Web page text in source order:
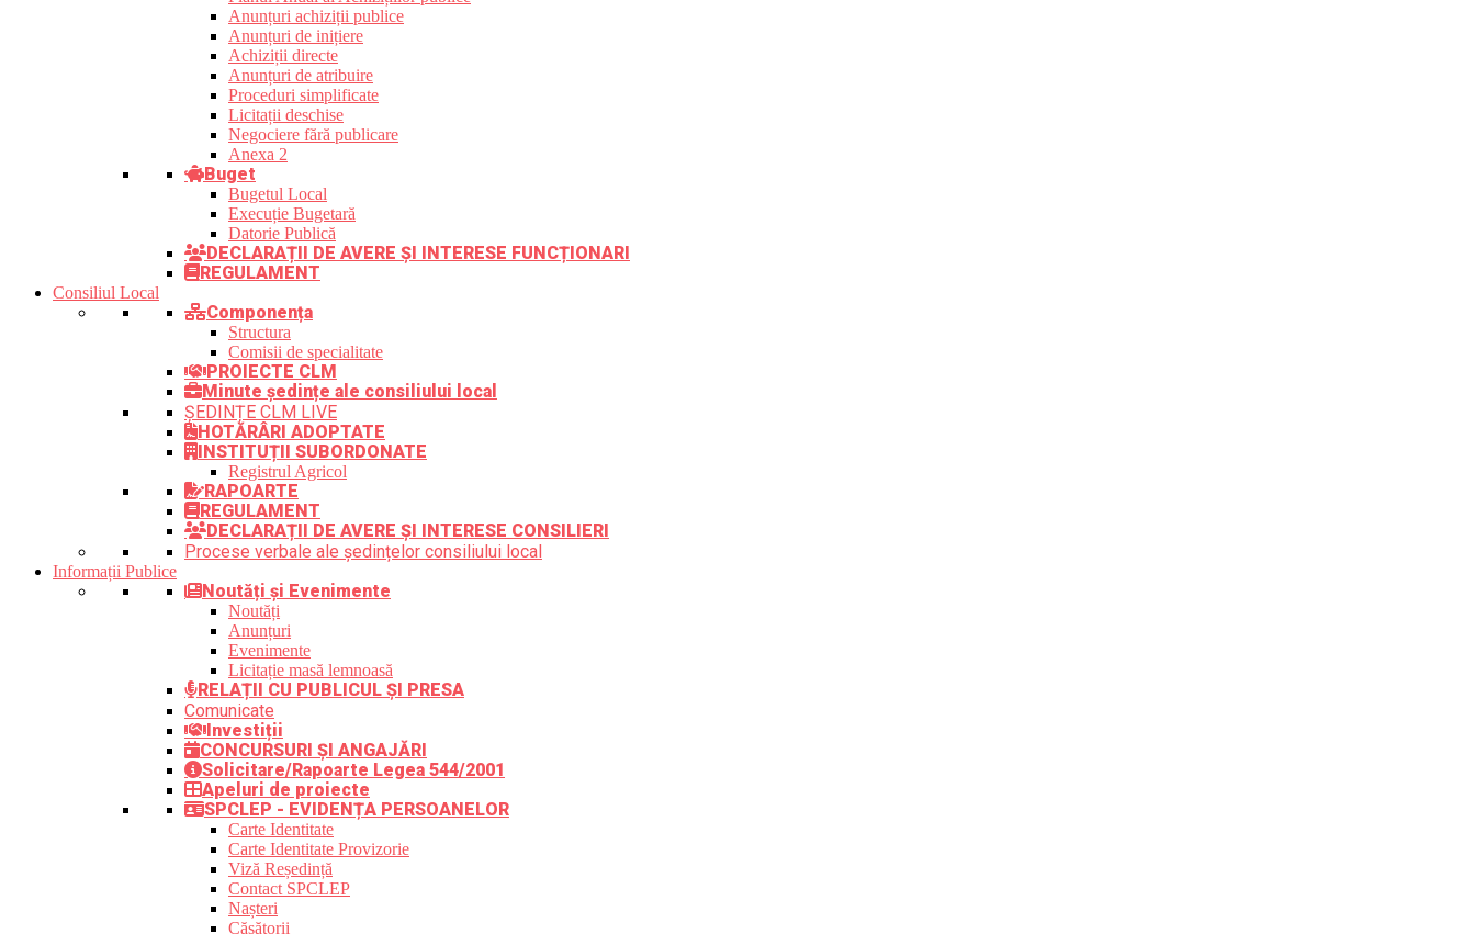
Anunțuri achiziții publice
Anunțuri de inițiere
Achiziții directe
Anunțuri de atribuire
Proceduri simplificate
Licitații deschise
Negociere fără publicare
Anexa 2
Buget
Bugetul Local
Execuție Bugetară
Datorie Publică
DECLARAȚII DE AVERE ȘI INTERESE FUNCȚIONARI
REGULAMENT
Consiliul Local
Componența
Structura
Comisii de specialitate
PROIECTE CLM
Minute ședințe ale consiliului local
ȘEDINȚE CLM LIVE
HOTĂRÂRI ADOPTATE
INSTITUȚII SUBORDONATE
Registrul Agricol
RAPOARTE
REGULAMENT
DECLARAȚII DE AVERE ȘI INTERESE CONSILIERI
Procese verbale ale ședințelor consiliului local
Informații Publice
Noutăți și Evenimente
Noutăți
Anunțuri
Evenimente
Licitație masă lemnoasă
RELAȚII CU PUBLICUL ȘI PRESA
Comunicate
Investiții
CONCURSURI ȘI ANGAJĂRI
Solicitare/Rapoarte Legea 544/2001
Apeluri de proiecte
SPCLEP - EVIDENȚA PERSOANELOR
Carte Identitate
Carte Identitate Provizorie
Viză Reședință
Contact SPCLEP
Nașteri
Căsătorii